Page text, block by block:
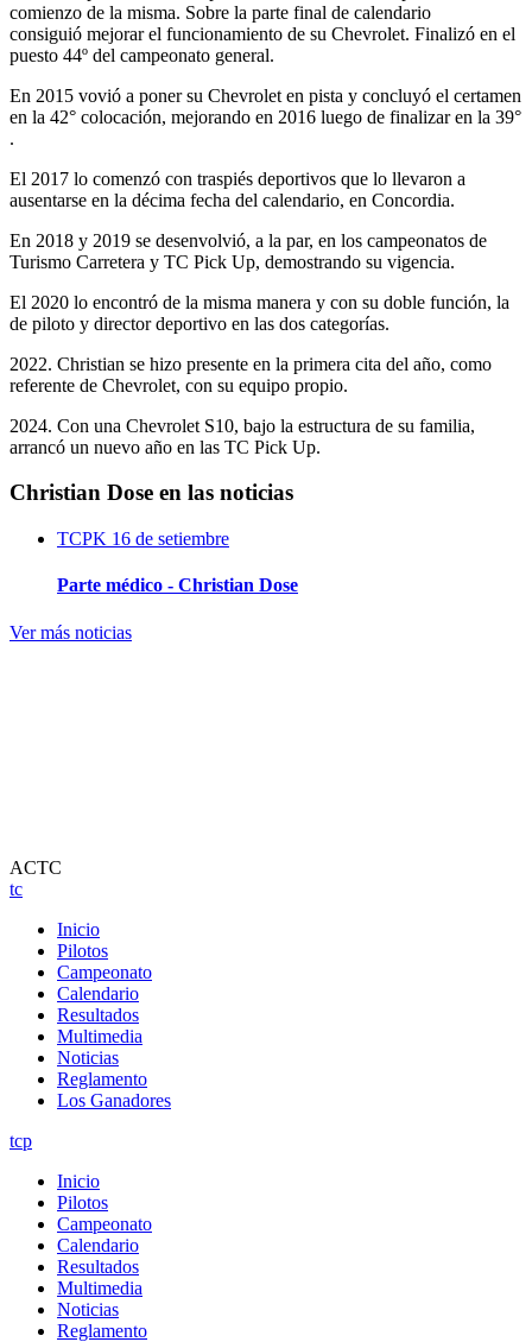
comienzo de la misma. Sobre la parte final de calendario
consiguió mejorar el funcionamiento de su Chevrolet. Finalizó en el
puesto 44º del campeonato general.
En 2015 vovió a poner su Chevrolet en pista y concluyó el certamen
en la 42° colocación, mejorando en 2016 luego de finalizar en la 39°
.
El 2017 lo comenzó con traspiés deportivos que lo llevaron a
ausentarse en la décima fecha del calendario, en Concordia.
En 2018 y 2019 se desenvolvió, a la par, en los campeonatos de
Turismo Carretera y TC Pick Up, demostrando su vigencia.
El 2020 lo encontró de la misma manera y con su doble función, la
de piloto y director deportivo en las dos categorías.
2022. Christian se hizo presente en la primera cita del año, como
referente de Chevrolet, con su equipo propio.
2024. Con una Chevrolet S10, bajo la estructura de su familia,
arrancó un nuevo año en las TC Pick Up.
Christian Dose en las noticias
TCPK 16 de setiembre
Parte médico - Christian Dose
Ver más noticias
ACTC
tc
Inicio
Pilotos
Campeonato
Calendario
Resultados
Multimedia
Noticias
Reglamento
Los Ganadores
tcp
Inicio
Pilotos
Campeonato
Calendario
Resultados
Multimedia
Noticias
Reglamento